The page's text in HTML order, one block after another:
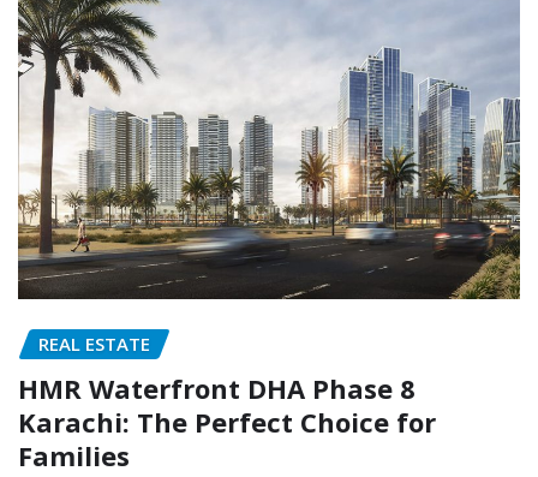
REAL ESTATE
HMR Waterfront DHA Phase 8
Karachi: The Perfect Choice for
Families